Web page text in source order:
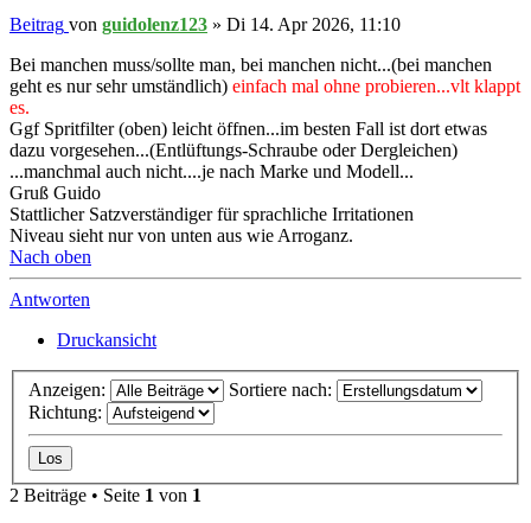
Beitrag von guidolenz123 » Di 14. Apr 2026, 11:10
Bei manchen muss/sollte man, bei manchen nicht...(bei manchen
geht es nur sehr umständlich) einfach mal ohne probieren...vlt klappt
es.
Ggf Spritfilter (oben) leicht öffnen...im besten Fall ist dort etwas
dazu vorgesehen...(Entlüftungs-Schraube oder Dergleichen)
...manchmal auch nicht....je nach Marke und Modell...
Gruß Guido
Stattlicher Satzverständiger für sprachliche Irritationen
Niveau sieht nur von unten aus wie Arroganz.
Nach oben
Antworten
Druckansicht
Anzeigen:
Sortiere nach:
Richtung:
2 Beiträge • Seite 1 von 1